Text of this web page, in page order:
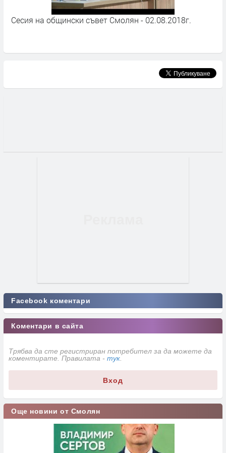
Сесия на общински съвет Смолян - 02.08.2018г.
Facebook коментари
Коментари в сайта
Трябва да сте регистриран потребител за да можете да
коментирате. Правилата - тук
Вход
Още новини от Смолян